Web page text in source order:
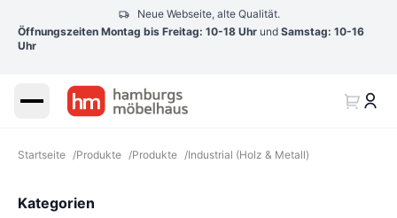
Neue Webseite, alte Qualität.
Öffnungszeiten Montag bis Freitag: 10-18 Uhr und Samstag: 10-16
Uhr
Startseite /Produkte /Produkte /Industrial (Holz & Metall)
Kategorien